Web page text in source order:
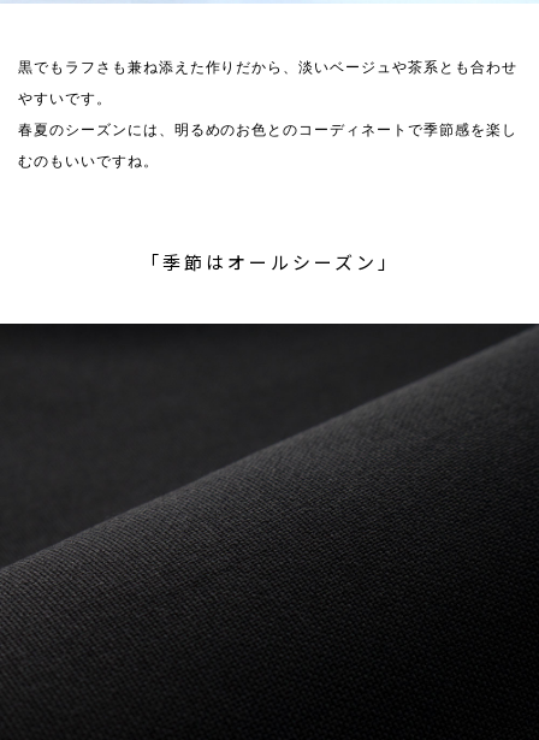
黒でもラフさも兼ね添えた作りだから、淡いベージュや茶系とも合わせ
やすいです。
春夏のシーズンには、明るめのお色とのコーディネートで季節感を楽し
むのもいいですね。
「季節はオールシーズン」